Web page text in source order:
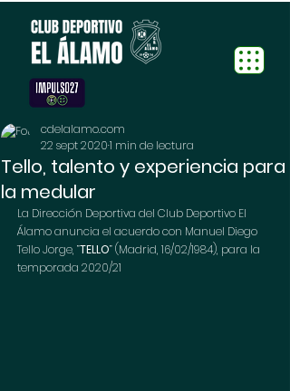
Tello, talento y experiencia para
la medular
cdelalamo.com
22 sept 20201 min de lectura
La Dirección Deportiva del Club Deportivo El
Álamo anuncia el acuerdo con Manuel Diego
Tello Jorge, ”TELLO” (Madrid, 16/02/1984), para la
temporada 2020/21